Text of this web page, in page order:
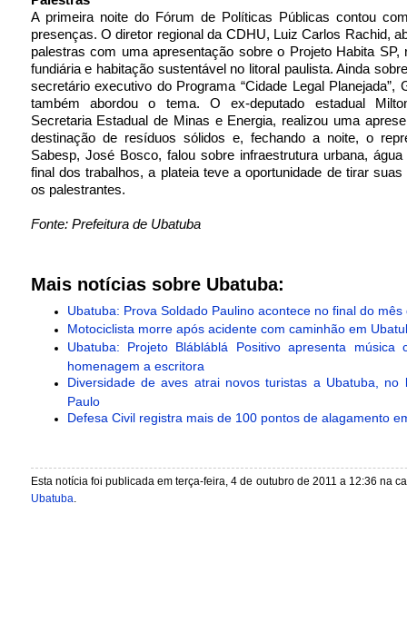
A primeira noite do Fórum de Políticas Públicas contou
presenças. O diretor regional da CDHU, Luiz Carlos Rachid,
palestras com uma apresentação sobre o Projeto Habita SP,
fundiária e habitação sustentável no litoral paulista. Ainda
secretário executivo do Programa “Cidade Legal Planejada”,
também abordou o tema. O ex-deputado estadual
Secretaria Estadual de Minas e Energia, realizou uma
destinação de resíduos sólidos e, fechando a noite, o
Sabesp, José Bosco, falou sobre infraestrutura urbana,
final dos trabalhos, a plateia teve a oportunidade de tirar
os palestrantes.
Fonte: Prefeitura de Ubatuba
Mais notícias sobre Ubatuba:
Ubatuba: Prova Soldado Paulino acontece no final do mês
Motociclista morre após acidente com caminhão em
Ubatuba: Projeto Blábláblá Positivo apresenta música
homenagem a escritora
Diversidade de aves atrai novos turistas a Ubatuba, no
Paulo
Defesa Civil registra mais de 100 pontos de alagamento
Esta notícia foi publicada em terça-feira, 4 de outubro de 2011 a 12:36 na
Ubatuba.